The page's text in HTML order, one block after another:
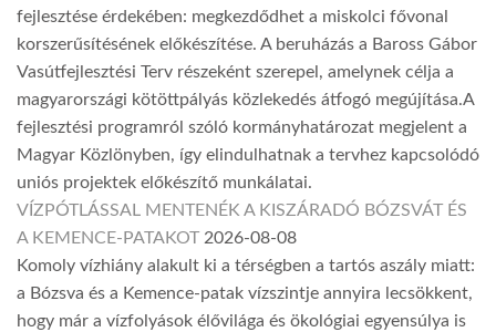
fejlesztése érdekében: megkezdődhet a miskolci fővonal
korszerűsítésének előkészítése. A beruházás a Baross Gábor
Vasútfejlesztési Terv részeként szerepel, amelynek célja a
magyarországi kötöttpályás közlekedés átfogó megújítása.A
fejlesztési programról szóló kormányhatározat megjelent a
Magyar Közlönyben, így elindulhatnak a tervhez kapcsolódó
uniós projektek előkészítő munkálatai.
VÍZPÓTLÁSSAL MENTENÉK A KISZÁRADÓ BÓZSVÁT ÉS
A KEMENCE-PATAKOT 2026-08-08
Komoly vízhiány alakult ki a térségben a tartós aszály miatt:
a Bózsva és a Kemence-patak vízszintje annyira lecsökkent,
hogy már a vízfolyások élővilága és ökológiai egyensúlya is